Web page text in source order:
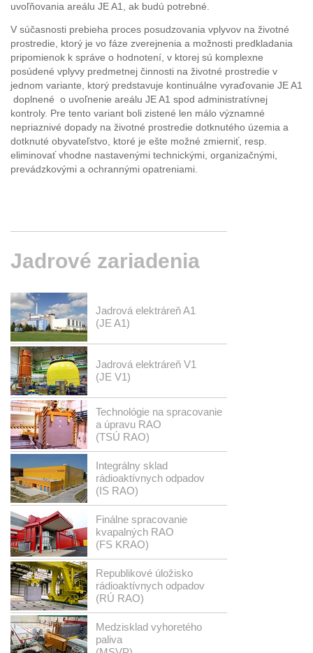
uvoľňovania areálu JE A1, ak budú potrebné.
V súčasnosti prebieha proces posudzovania vplyvov na životné
prostredie, ktorý je vo fáze zverejnenia a možnosti predkladania
pripomienok k správe o hodnotení, v ktorej sú komplexne
posúdené vplyvy predmetnej činnosti na životné prostredie v
jednom variante, ktorý predstavuje kontinuálne vyraďovanie JE A1
doplnené o uvoľnenie areálu JE A1 spod administratívnej
kontroly. Pre tento variant boli zistené len málo významné
nepriaznivé dopady na životné prostredie dotknutého územia a
dotknuté obyvateľstvo, ktoré je ešte možné zmierniť, resp.
eliminovať vhodne nastavenými technickými, organizačnými,
prevádzkovými a ochrannými opatreniami.
Jadrové zariadenia
Jadrová elektráreň A1
(JE A1)
Jadrová elektráreň V1
(JE V1)
Technológie na spracovanie
a úpravu RAO
(TSÚ RAO)
Integrálny sklad
rádioaktívnych odpadov
(IS RAO)
Finálne spracovanie
kvapalných RAO
(FS KRAO)
Republikové úložisko
rádioaktívnych odpadov
(RÚ RAO)
Medzisklad vyhoretého
paliva